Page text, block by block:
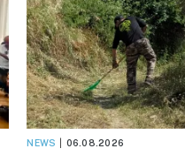
NEWS 06.08.2026